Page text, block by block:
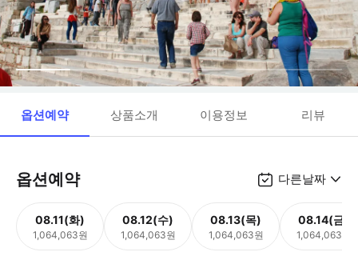
옵션예약 상품소개 이용정보 리뷰
옵션예약 다른날짜
08.11(화)
1,064,063원
08.12(수)
1,064,063원
08.13(목)
1,064,063원
08.14(금)
1,064,063원